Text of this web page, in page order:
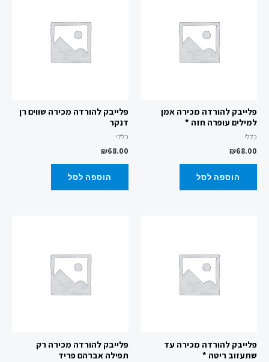
פלייבק להורדה מכירה אמן
למילים עופרה חזה *
כללי
₪68.00
הוספה לסל
פלייבק להורדה מכירה שווים רן
דנקר
כללי
₪68.00
הוספה לסל
פלייבק להורדה מכירה עד
שתעזוב ריטה *
פלייבק להורדה מכירה רק
תפילה אברהם פריד